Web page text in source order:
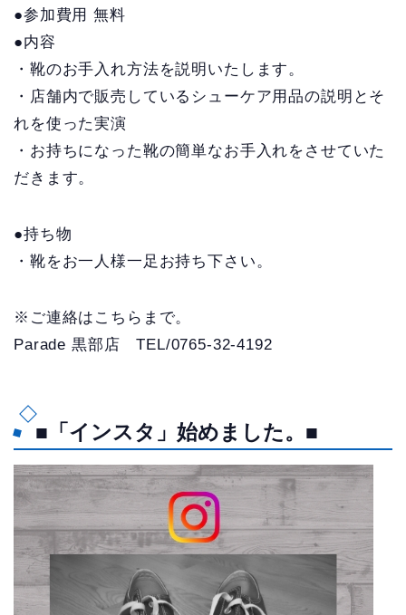
●参加費用 無料
●内容
・靴のお手入れ方法を説明いたします。
・店舗内で販売しているシューケア用品の説明とそ
れを使った実演
・お持ちになった靴の簡単なお手入れをさせていた
だきます。
●持ち物
・靴をお一人様一足お持ち下さい。
※ご連絡はこちらまで。
Parade 黒部店 TEL/0765-32-4192
■「インスタ」始めました。■